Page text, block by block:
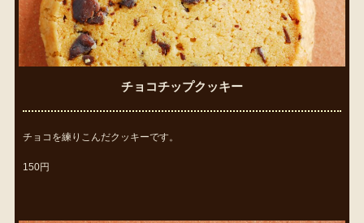
チョコチップクッキー
チョコを練りこんだクッキーです。
150円